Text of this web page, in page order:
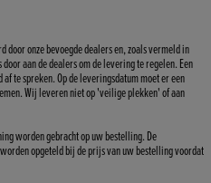
door onze bevoegde dealers en, zoals vermeld in
aan de dealers om de levering te regelen. Een
te spreken. Op de leveringsdatum moet er een
Wij leveren niet op 'veilige plekken' of aan
worden gebracht op uw bestelling. De
opgeteld bij de prijs van uw bestelling voordat